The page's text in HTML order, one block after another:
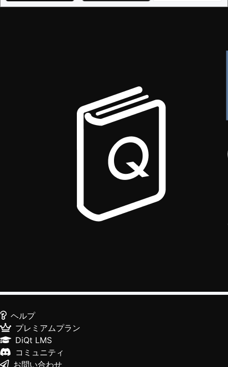
ヘルプ
プレミアムプラン
DiQt LMS
コミュニティ
お問い合わせ